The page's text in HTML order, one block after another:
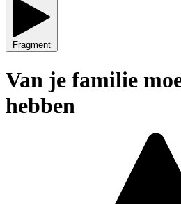
Fragment
Van je familie
hebben